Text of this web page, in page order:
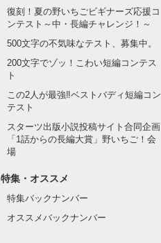
復刻！夏の野いちごビギナーズ応援コ
ンテスト～中・長編チャレンジ！～
500文字の不気味なテスト、募集中。
200文字でゾッ！こわい短編コンテス
ト
この2人が最強‼ベストバディ短編コン
テスト
スターツ出版小説投稿サイト合同企画
「1話からの長編大賞」野いちご！会
場
特集・オススメ
特集バックナンバー
オススメバックナンバー